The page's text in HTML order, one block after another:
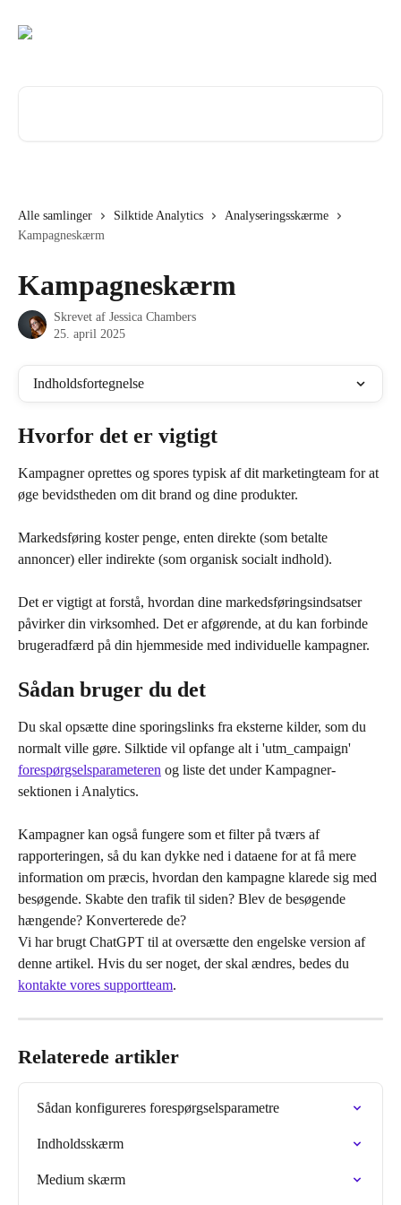
Alle samlinger Silktide Analytics
Analyseringsskærme
Kampagneskærm
Kampagneskærm
Skrevet af Jessica Chambers
25. april 2025
Indholdsfortegnelse
Hvorfor det er vigtigt
Kampagner oprettes og spores typisk af dit marketingteam for at
øge bevidstheden om dit brand og dine produkter.
Markedsføring koster penge, enten direkte (som betalte
annoncer) eller indirekte (som organisk socialt indhold).
Det er vigtigt at forstå, hvordan dine markedsføringsindsatser
påvirker din virksomhed. Det er afgørende, at du kan forbinde
brugeradfærd på din hjemmeside med individuelle kampagner.
Sådan bruger du det
Du skal opsætte dine sporingslinks fra eksterne kilder, som du
normalt ville gøre. Silktide vil opfange alt i 'utm_campaign'
forespørgselsparameteren og liste det under Kampagner-
sektionen i Analytics.
Kampagner kan også fungere som et filter på tværs af
rapporteringen, så du kan dykke ned i dataene for at få mere
information om præcis, hvordan den kampagne klarede sig med
besøgende. Skabte den trafik til siden? Blev de besøgende
hængende? Konverterede de?
Vi har brugt ChatGPT til at oversætte den engelske version af
denne artikel. Hvis du ser noget, der skal ændres, bedes du
kontakte vores supportteam.
Relaterede artikler
Sådan konfigureres forespørgselsparametre
Indholdsskærm
Medium skærm